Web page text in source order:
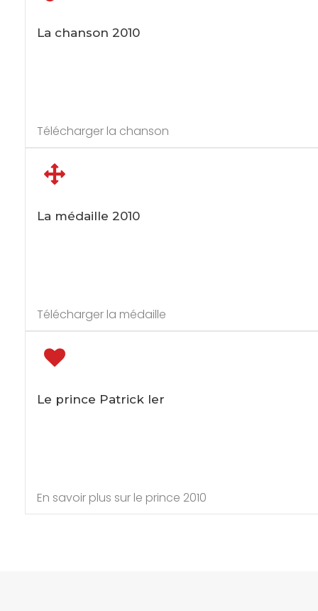
La chanson 2010
Télécharger la chanson
La médaille 2010
Télécharger la médaille
Le prince Patrick Ier
En savoir plus sur le prince 2010